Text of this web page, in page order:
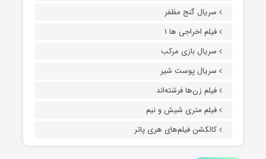
سریال گنج مظفر
فیلم اخراجی ها ۱
سریال بازی مرکب
سریال پوست شیر
فیلم زن‌ها فرشته‌اند
فیلم متری شیش و نیم
کالکشن فیلم‌های هری پاتر